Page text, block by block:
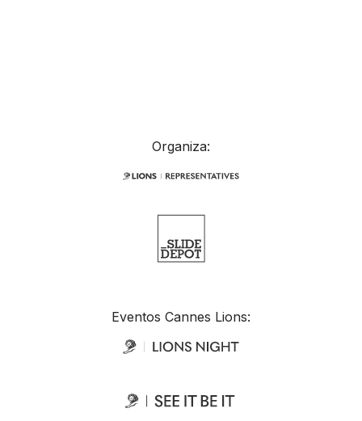
Organiza:
Eventos Cannes Lions: